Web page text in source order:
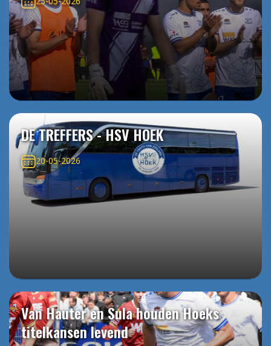
DE TREFFERS - HSV HOEK
20-05-2026
Van Hauter en Sula houden Hoeks
titelkansen levend